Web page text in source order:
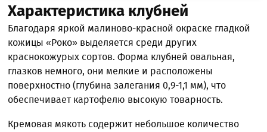
Характеристика клубней
Благодаря яркой малиново-красной окраске гладкой
кожицы «Роко» выделяется среди других
краснокожурых сортов. Форма клубней овальная,
глазков немного, они мелкие и расположены
поверхностно (глубина залегания 0,9-1,1 мм), что
обеспечивает картофелю высокую товарность.
Кремовая мякоть содержит небольшое количество